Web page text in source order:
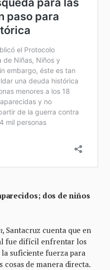
dos de niños
, Santacruz cuenta que en
fue difícil enfrentar los
suficiente fuerza para
cosas de manera directa.